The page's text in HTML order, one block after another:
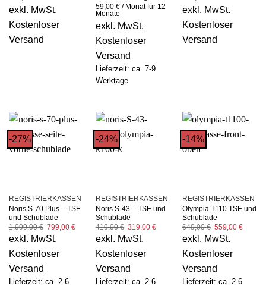
exkl. MwSt.
Kostenloser
Versand
59,00 € / Monat für 12
Monate
exkl. MwSt.
Kostenloser
Versand
Lieferzeit: ca. 7-9
Werktage
exkl. MwSt.
Kostenloser
Versand
-27%
REGISTRIERKASSEN
Noris S-70 Plus – TSE
und Schublade
1.099,00€ Ursprünglicher
Preis
war:
799,00€Aktueller
799,00 €.
exkl. MwSt.
Kostenloser
Versand
Lieferzeit: ca. 2-6
-24%
REGISTRIERKASSEN
Noris S-43 – TSE und
Schublade
419,00€ Ursprünglicher
Preis
war:
319,00€Aktueller
319,00 €.
exkl. MwSt.
Kostenloser
Versand
Lieferzeit: ca. 2-6
-14%
REGISTRIERKASSEN
Olympia T110 TSE und
Schublade
649,00€ Ursprünglicher
Preis
war:
559,00€
exkl. MwSt.
Kostenloser
Versand
Lieferzeit: ca. 2-6